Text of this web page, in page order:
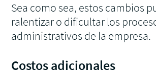
Sea como sea, estos cambios
ralentizar o dificultar los
administrativos de la empresa.
Costos adicionales